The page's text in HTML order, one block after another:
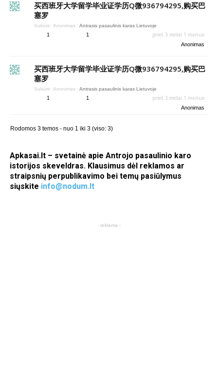
买西班牙大学留学毕业证学历Q微936794295,购买巴
塞罗
Sukūrė: Anonimas : Antrasis pasaulinis karas Lietuvoje
1 1 prieš 3 metai 1 mėnuo
Anonimas
买西班牙大学留学毕业证学历Q微936794295,购买巴
塞罗
Sukūrė: Anonimas : Antrasis pasaulinis karas Lietuvoje
1 1 prieš 3 metai 1 mėnuo
Anonimas
Rodomos 3 temos - nuo 1 iki 3 (viso: 3)
Apkasai.lt – svetainė apie Antrojo pasaulinio karo
istorijos skeveldras. Klausimus dėl reklamos ar
straipsnių perpublikavimo bei temų pasiūlymus
siųskite info@nodum.lt
- reklama -